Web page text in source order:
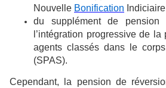
Nouvelle Bonification
du supplément de
l’intégration progressive de
agents classés dans le
(SPAS).
Cependant, la pension de